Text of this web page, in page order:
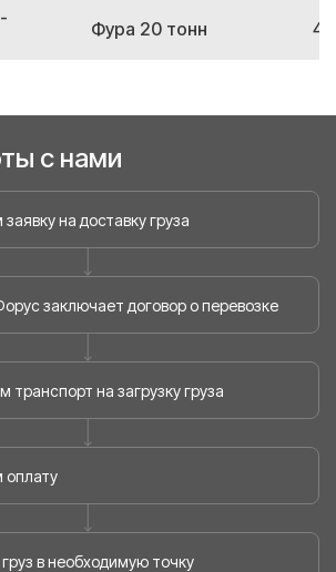
Фура 20 тонн
с нами
на доставку груза
заключает договор о перевозке
транспорт на загрузку груза
в необходимую точку